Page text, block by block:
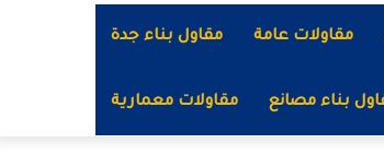
مقاول بناء جدة مقاولات عامة
مقاولات معمارية بناء مصانع